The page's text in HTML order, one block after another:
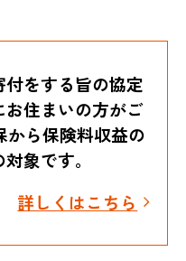
をする旨の協定
住まいの方がご
から保険料収益の
象です。
詳しくはこちら